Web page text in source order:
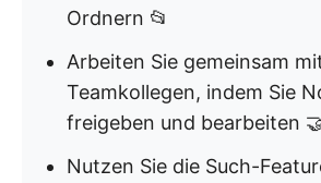
Ordnern 📂
Arbeiten Sie gemeinsam
Teamkollegen, indem Sie
freigeben und bearbeiten
Nutzen Sie die Such-